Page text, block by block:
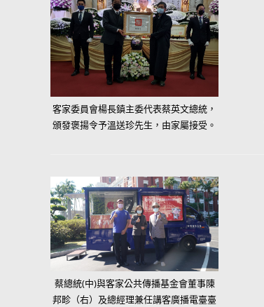
客家委員會楊長鎮主委代表蔡英文總統，
頒發褒揚令予溫送珍先生，由家屬接受。
蔡總統(中)與客家公共傳播基金會董事陳
邦畛（右）及總經理兼任講客廣播電臺臺